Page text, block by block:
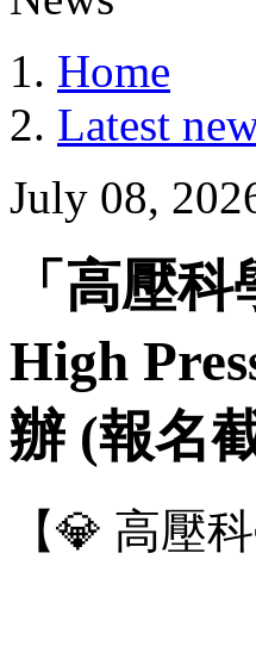
Home
Latest
July 08,
「高壓
High
辦 (報名
【💎 高壓